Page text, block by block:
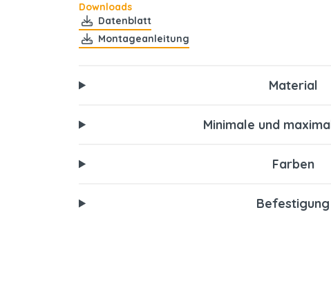
Downloads
Datenblatt
Montageanleitung
Material
Minimale und
Farben
Befestigung